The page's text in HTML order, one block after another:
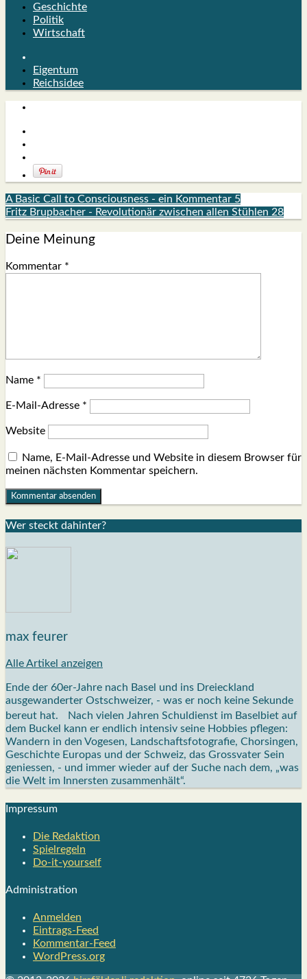
Geschichte
Politik
Wirtschaft
Eigentum
Reichsidee
A Basic Call to Consciousness - ein Kommentar 5
Fritz Brupbacher - Revolutionär zwischen allen Stühlen 28
Deine Meinung
Kommentar *
Name *
E-Mail-Adresse *
Website
Name, E-Mail-Adresse und Website in diesem Browser für
meinen nächsten Kommentar speichern.
Wer steckt dahin­ter?
max feurer
Alle Artikel anzeigen
Ende der 60er-Jahre nach Basel und ins Dreieckland
ausgewanderter Ostschweizer, - was er noch keine Sekunde
bereut hat. Nach vielen Jahren Schuldienst im Baselbiet auf
dem Buckel kann er endlich intensiv seine Hobbies pflegen:
Wandern in den Vogesen, Landschaftsfotografie, Chorsingen,
Geschichte Europas und der Schweiz, das Grossvater Sein
geniessen, - und immer wieder auf der Suche nach dem, „was
die Welt im Innersten zusammenhält“.
Impres­sum
Die Redak­ti­on
Spiel­re­geln
Do-it-your­s­elf
Admi­nis­tra­ti­on
Anmelden
Eintrags-Feed
Kommentar-Feed
WordPress.org